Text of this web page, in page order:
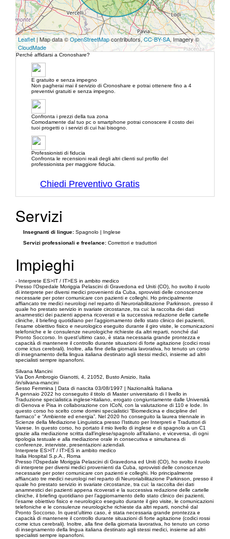
Leaflet | Map data ©OpenStreetMapcontributors,CC-BY-SA, Imagery ©
CloudMade
Perché affidarsi a Cronoshare?
E gratuito e senza impegno
Non pagherai mai il servizio di Cronoshare e potrai ottenere fino a 4
preventivi gratuiti e senza impegno.
Confronta i prezzi della tua zona
Comodamente dal tuo pc o smartphone potrai conoscere il costo dei
tuoi progetti o i servizi di cui hai bisogno.
Professionisti di fiducia
Confronta le recensioni reali degli altri clienti sul profilo del
professionista per maggiore fiducia.
Chiedi Preventivo Gratis
Servizi
Insegnanti di lingue: Spagnolo | Inglese
Servizi professionali e freelance: Correttori e traduttori
Impieghi
- Interprete ES>IT / IT>ES in ambito medico
Presso l’Ospedale Moriggia Pelascini di Gravedona ed Uniti (CO), ho svolto il ruolo
di interprete per diversi medici provenienti da Cuba, sprovvisti delle conoscenze
necessarie per poter comunicare con pazienti e colleghi. Ho principalmente
affiancato tre medici neurologi nel reparto di Neuroriabilitazione Parkinson, presso il
quale ho prestato servizio in svariate circostanze, tra cui: la raccolta dei dati
anamnestici dei pazienti appena ricoverati e la successiva redazione delle cartelle
cliniche, il briefing quotidiano per l’aggiornamento dello stato clinico dei pazienti,
l’esame obiettivo fisico e neurologico eseguito durante il giro visite, le comunicazioni
telefoniche e le consulenze neurologiche richieste da altri reparti, nonché dal
Pronto Soccorso. In quest’ultimo caso, è stata necessaria grande prontezza e
capacità di mantenere il controllo durante situazioni di forte agitazione (codici rossi
come ictus cerebrali). Inoltre, alla fine della giornata lavorativa, ho tenuto un corso
di insegnamento della lingua italiana destinato agli stessi medici, insieme ad altri
specialisti sempre ispanofoni.
Silvana Mancini
Via Don Ambrogio Gianotti, 4, 21052, Busto Arsizio, Italia
/in/silvana-mancini
Sesso Femmina | Data di nascita 03/08/1997 | Nazionalità Italiana
A gennaio 2022 ho conseguito il titolo di Master universitario di I livello in
Traduzione specialistica inglese>italiano, erogato congiuntamente dalle Università
di Genova e Pisa in collaborazione con ICoN, con la valutazione di 110 e lode. In
questo corso ho scelto come domini specialistici “Biomedicina e discipline del
farmaco” e “Ambiente ed energia”. Nel 2020 ho conseguito la laurea triennale in
Scienze della Mediazione Linguistica presso l’Istituto per Interpreti e Traduttori di
Varese. In questo corso, ho portato il mio livello di inglese e di spagnolo a un C1
grazie alla mediazione scritta dall’inglese/spagnolo all’italiano, e viceversa, di ogni
tipologia testuale e alla mediazione orale in consecutiva e simultanea di
conferenze, interviste, presentazioni aziendali.
Interprete ES>IT / IT>ES in ambito medico
Italia Hospital S.p.A., Roma
Presso l’Ospedale Moriggia Pelascini di Gravedona ed Uniti (CO), ho svolto il ruolo
di interprete per diversi medici provenienti da Cuba, sprovvisti delle conoscenze
necessarie per poter comunicare con pazienti e colleghi. Ho principalmente
affiancato tre medici neurologi nel reparto di Neuroriabilitazione Parkinson, presso il
quale ho prestato servizio in svariate circostanze, tra cui: la raccolta dei dati
anamnestici dei pazienti appena ricoverati e la successiva redazione delle cartelle
cliniche, il briefing quotidiano per l’aggiornamento dello stato clinico dei pazienti,
l’esame obiettivo fisico e neurologico eseguito durante il giro visite, le comunicazioni
telefoniche e le consulenze neurologiche richieste da altri reparti, nonché dal
Pronto Soccorso. In quest’ultimo caso, è stata necessaria grande prontezza e
capacità di mantenere il controllo durante situazioni di forte agitazione (codici rossi
come ictus cerebrali). Inoltre, alla fine della giornata lavorativa, ho tenuto un corso
di insegnamento della lingua italiana destinato agli stessi medici, insieme ad altri
specialisti sempre ispanofoni.